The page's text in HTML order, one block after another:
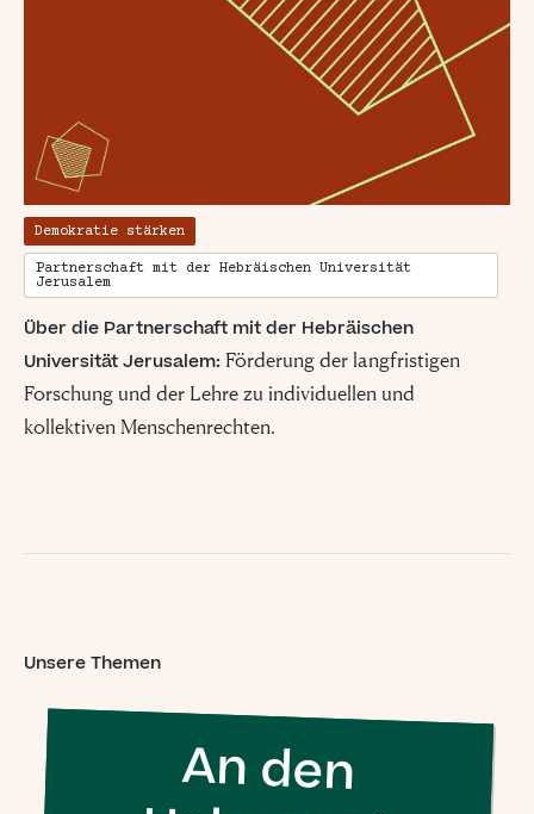
Demokratie stärken
Partnerschaft mit der Hebräischen Universität
Jerusalem
Über die Partnerschaft mit der Hebräischen
Universität Jerusalem: Förderung der langfristigen
Forschung und der Lehre zu individuellen und
kollektiven Menschenrechten.
Unsere Themen
An den
Holocaust